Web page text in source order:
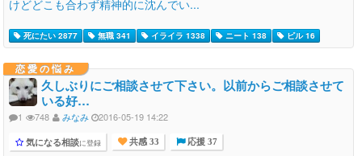
けどどこも合わず精神的に沈んでい...
死にたい 2877 無職 341 イライラ 1338 ニート 138 ピル 16
恋愛の悩み
久しぶりにご相談させて下さい。以前からご相談させて
いる好…
1 748 みなみ 2016-05-19 14:22
気になる相談に登録 共感 33 応援 37